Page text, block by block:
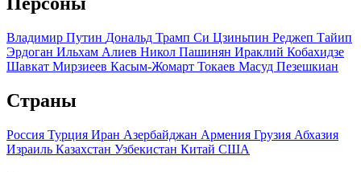
Владимир Путин Дональд Трамп Си Цзиньпин Реджеп Тайип
Эрдоган Ильхам Алиев Никол Пашинян Ираклий Кобахидзе
Шавкат Мирзиеев Касым-Жомарт Токаев Масуд Пезешкиан
Страны
Россия Турция Иран Азербайджан Армения Грузия Абхазия
Израиль Казахстан Узбекистан Китай США